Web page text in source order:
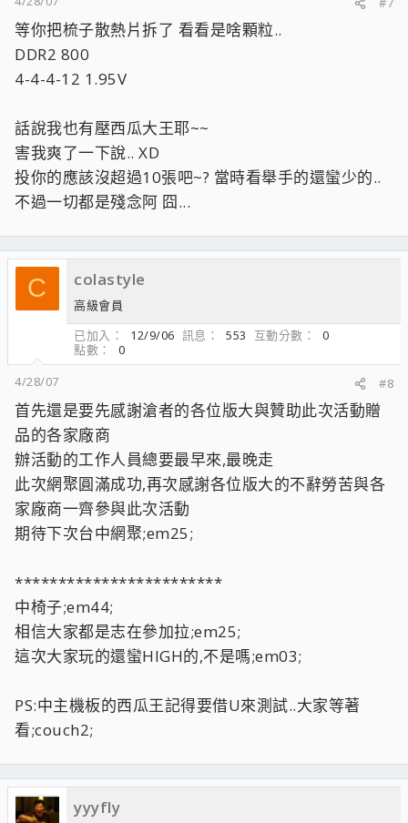
等你把梳子散熱片拆了 看看是啥顆粒..
DDR2 800
4-4-4-12 1.95V
話說我也有壓西瓜大王耶~~
害我爽了一下說.. XD
投你的應該沒超過10張吧~? 當時看舉手的還蠻少的..
不過一切都是殘念阿 囧...
C colastyle
高級會員
已加入
12/9/06 訊息 553 互動分數
0
點數
0
4/28/07
#8
首先還是要先感謝滄者的各位版大與贊助此次活動贈
品的各家廠商
辦活動的工作人員總要最早來,最晚走
此次網聚圓滿成功,再次感謝各位版大的不辭勞苦與各
家廠商一齊參與此次活動
期待下次台中網聚;em25;
************************
中椅子;em44;
相信大家都是志在參加拉;em25;
這次大家玩的還蠻HIGH的,不是嗎;em03;
PS:中主機板的西瓜王記得要借U來測試..大家等著
看;couch2;
yyyfly